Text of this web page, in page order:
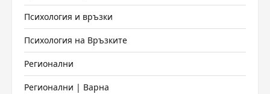
Психология и връзки
Психология на Връзките
Регионални
Регионални | Варна